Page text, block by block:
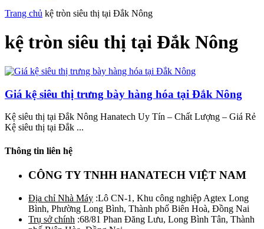
Trang chủ kệ tròn siêu thị tại Đắk Nông
kệ tròn siêu thị tại Đắk Nông
Giá kệ siêu thị trưng bày hàng hóa tại Đắk Nông
Kệ siêu thị tại Đắk Nông Hanatech Uy Tín – Chất Lượng – Giá Rẻ
Kệ siêu thị tại Đắk ...
Thông tin liên hệ
CÔNG TY TNHH HANATECH VIỆT NAM
Địa chỉ Nhà Máy :Lô CN-1, Khu công nghiệp Agtex Long
Bình, Phường Long Bình, Thành phố Biên Hoà, Đồng Nai
Trụ sở chính :68/81 Phan Đăng Lưu, Long Bình Tân, Thành